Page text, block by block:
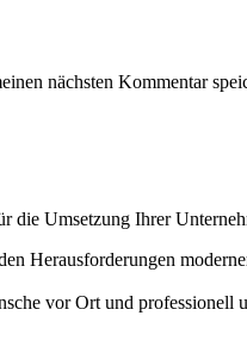
nächsten Kommentar
die Umsetzung Ihrer
Herausforderungen
vor Ort und professionell